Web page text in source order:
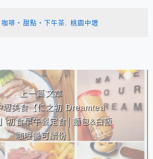
咖啡‧甜點‧下午茶 桃園中壢
上一篇文章
壢美食【仁之初 Dreamtea
初食早午餐定食│麵包&白飯
咖哩醬可續份